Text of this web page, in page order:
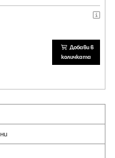
Добави в
количката